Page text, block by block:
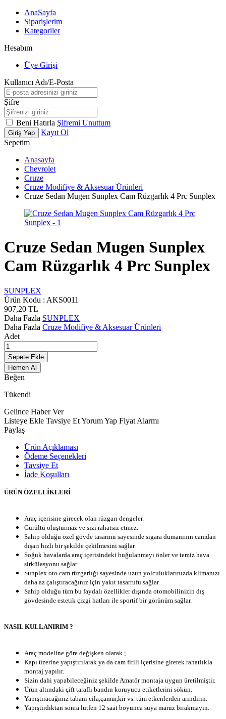
AnaSayfa
Siparişlerim
Kategoriler
Hesabım
Üye Girişi
Kullanıcı Adı/E-Posta
Şifre
Beni Hatırla Şifremi Unuttum
Giriş Yap
Kayıt Ol
Sepetim
Anasayfa
Chevrolet
Cruze
Cruze Modifiye & Aksesuar Ürünleri
Cruze Sedan Mugen Sunplex Cam Rüzgarlık 4 Prc Sunplex
Cruze Sedan Mugen Sunplex
Cam Rüzgarlık 4 Prc Sunplex
SUNPLEX
Ürün Kodu : AKS0011
907,20 TL
Daha Fazla SUNPLEX
Daha Fazla Cruze Modifiye & Aksesuar Ürünleri
Adet
Sepete Ekle
Hemen Al
Beğen
Tükendi
Gelince Haber Ver
Listeye Ekle Tavsiye EtYorum Yap Fiyat Alarmı
Paylaş
Ürün Açıklaması
Ödeme Seçenekleri
Tavsiye Et
İade Koşulları
ÜRÜN ÖZELLİKLERİ
Araç içerisine girecek olan rüzgarı dengeler.
Gürültü oluşturmaz ve sizi rahatsız etmez.
Sahip olduğu özel gövde tasarımı sayesinde sigara dumanının camdan
dışarı hızlı bir şekilde çekilmesini sağlar.
Soğuk havalarda araç içerisindeki buğulanmayı önler ve temiz hava
sirkülasyonu sağlar.
Sunplex oto cam rüzgarlığı sayesinde uzun yolculuklarınızda klimanızı
daha az çalıştıracağınız için yakıt tasarrufu sağlar.
Sahip olduğu tüm bu faydalı özellikler dışında otomobilinizin dış
gövdesinde estetik çizgi hatları ile sportif bir görünüm sağlar.
NASIL KULLANIRIM ?
Araç modeline göre değişken olarak ;
Kapı üzerine yapıştırılarak ya da cam fitili içerisine girerek rahatlıkla
montaj yapılır.
Sizin dahi yapabileceğiniz şekilde Amatör montaja uygun üretilmiştir.
Ürün altındaki çift taraflı bandın koruyucu etiketlerini sökün.
Yapıştıracağınız tabanı cila,çamur,kir vs. tüm etkenlerden arındırın.
Yapıştırdıktan sonra lütfen 12 saat boyunca suya maruz bırakmayın.